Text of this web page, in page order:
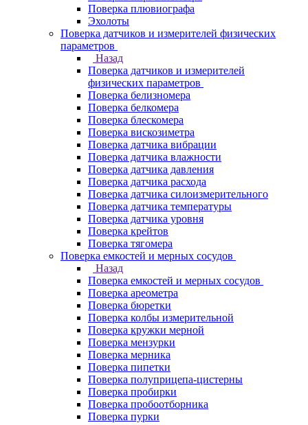
Поверка плювиографа
Эхолоты
Поверка датчиков и измерителей физических
параметров
Назад
Поверка датчиков и измерителей
физических параметров
Поверка белизномера
Поверка белкомера
Поверка блескомера
Поверка вискозиметра
Поверка датчика вибрации
Поверка датчика влажности
Поверка датчика давления
Поверка датчика расхода
Поверка датчика силоизмерительного
Поверка датчика температуры
Поверка датчика уровня
Поверка крейтов
Поверка тягомера
Поверка емкостей и мерных сосудов
Назад
Поверка емкостей и мерных сосудов
Поверка ареометра
Поверка бюретки
Поверка колбы измерительной
Поверка кружки мерной
Поверка мензурки
Поверка мерника
Поверка пипетки
Поверка полуприцепа-цистерны
Поверка пробирки
Поверка пробоотборника
Поверка пурки